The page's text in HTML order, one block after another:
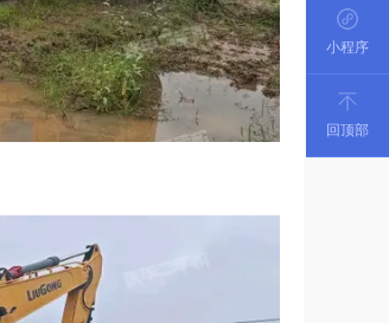
小程序
回顶部